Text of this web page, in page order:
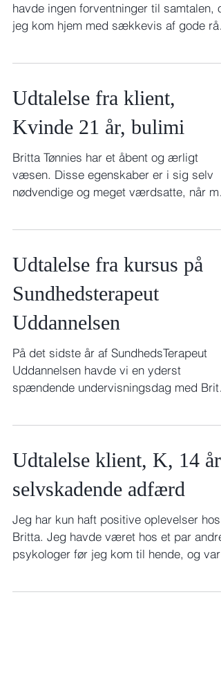
havde ingen forventninger til samtalen,
jeg kom hjem med sækkevis af gode
Udtalelse fra klient,
Kvinde 21 år, bulimi
Britta Tønnies har et åbent og ærligt
væsen. Disse egenskaber er i sig selv
nødvendige og meget værdsatte, når
Udtalelse fra kursus på
Sundhedsterapeut
Uddannelsen
På det sidste år af SundhedsTerapeut
Uddannelsen havde vi en yderst
spændende undervisningsdag med Britta
Udtalelse klient, K, 14 år,
selvskadende adfærd
Jeg har kun haft positive oplevelser hos
Britta. Jeg havde været hos et par andre
psykologer før jeg kom til hende, og var